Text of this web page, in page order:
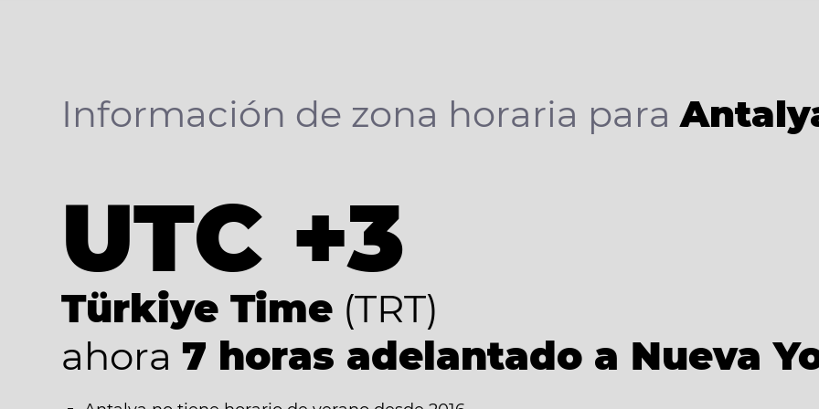
Información de zona horaria para
UTC +3
Türkiye Time (TRT)
ahora 7 horas adelantado a Nueva